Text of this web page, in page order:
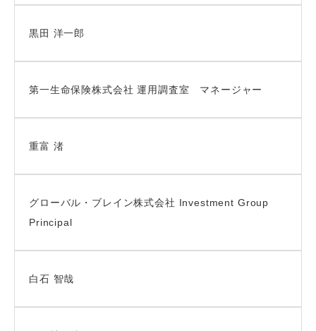
黒田 洋一郎
第一生命保険株式会社 運用調査室 マネージャー
重富 渚
グローバル・ブレイン株式会社 Investment Group
Principal
白石 智哉